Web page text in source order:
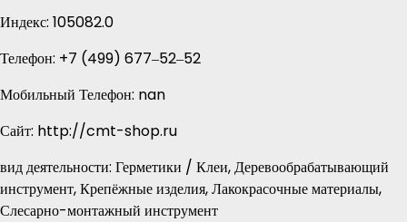
Индекс: 105082.0
Телефон: +7 (499) 677‒52‒52
Мобильный Телефон: nan
Сайт: http://cmt-shop.ru
вид деятельности: Герметики / Клеи, Деревообрабатывающий
инструмент, Крепёжные изделия, Лакокрасочные материалы,
Слесарно-монтажный инструмент